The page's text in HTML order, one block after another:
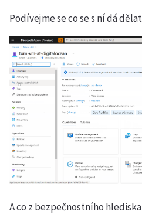
Podívejme se co se s ní dá
A co z bezpečnostního